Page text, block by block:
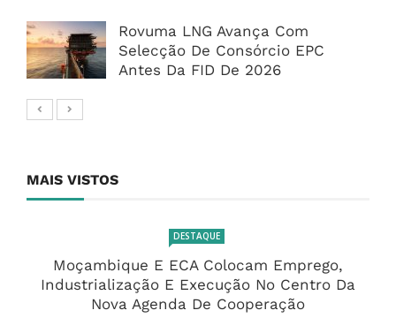
Rovuma LNG Avança Com
Selecção De Consórcio EPC
Antes Da FID De 2026
MAIS VISTOS
DESTAQUE
Moçambique E ECA Colocam Emprego,
Industrialização E Execução No Centro Da
Nova Agenda De Cooperação